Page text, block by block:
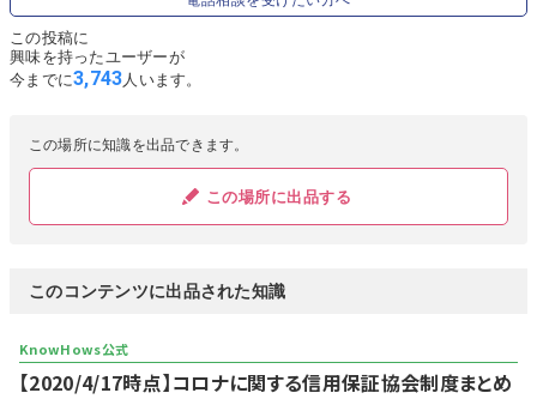
この投稿に
興味を持ったユーザーが
今までに3,743人います。
この場所に知識を出品できます。
この場所に出品する
このコンテンツに出品された知識
【2020/4/17時点】コロナに関する信用保証協会制度まとめ